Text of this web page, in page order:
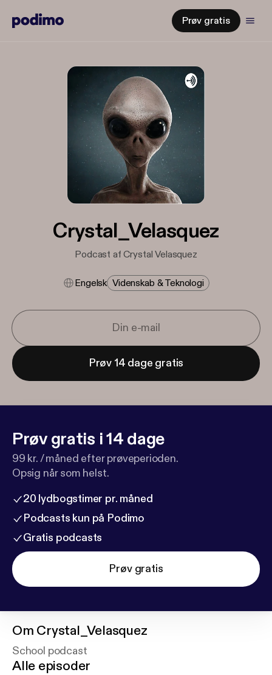
Prøv gratis
Crystal_Velasquez
Podcast af Crystal Velasquez
Engelsk Videnskab & Teknologi
Prøv 14 dage gratis
Prøv gratis i 14 dage
99 kr. / måned efter prøveperioden.
Opsig når som helst.
20 lydbogstimer pr. måned
Podcasts kun på Podimo
Gratis podcasts
Prøv gratis
Om Crystal_Velasquez
School podcast
Alle episoder